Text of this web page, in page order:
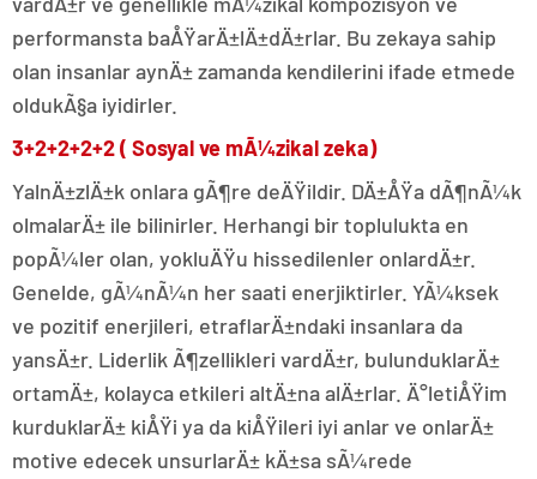
performansta baÅŸarÄ±lÄ±dÄ±rlar. Bu zekaya sahip
olan insanlar aynÄ± zamanda kendilerini ifade etmede
oldukÃ§a iyidirler.
3+2+2+2+2 ( Sosyal ve mÃ¼zikal zeka)
YalnÄ±zlÄ±k onlara gÃ¶re deÄŸildir. DÄ±ÅŸa dÃ¶nÃ¼k
olmalarÄ± ile bilinirler. Herhangi bir toplulukta en
popÃ¼ler olan, yokluÄŸu hissedilenler onlardÄ±r.
Genelde, gÃ¼nÃ¼n her saati enerjiktirler. YÃ¼ksek
ve pozitif enerjileri, etraflarÄ±ndaki insanlara da
yansÄ±r. Liderlik Ã¶zellikleri vardÄ±r, bulunduklarÄ±
ortamÄ±, kolayca etkileri altÄ±na alÄ±rlar. Ä°letiÅŸim
kurduklarÄ± kiÅŸi ya da kiÅŸileri iyi anlar ve onlarÄ±
motive edecek unsurlarÄ± kÄ±sa sÃ¼rede